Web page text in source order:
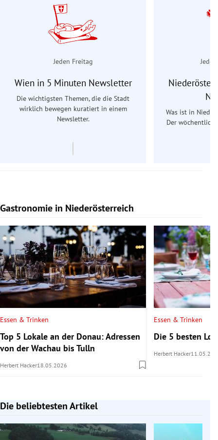
Jeden Freitag
Wien in 5 Minuten Newsletter
Die wichtigsten Themen, die die Stadt
wirklich bewegen kuratiert in einem
Newsletter.
Was ist in
Der
Gastronomie in Niederösterreich
Slide 1 von 15
Essen & Trinken
Top 5 Lokale an der Donau: Adressen
von der Wachau bis Tulln
Herbert Hacker18.05.2026
Essen & Trinken
Die 5 besten
Herbert Hacker
Die beliebtesten Artikel
Slide 1 von 7